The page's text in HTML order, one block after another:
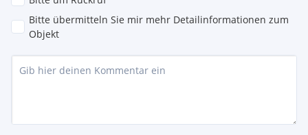
Bitte übermitteln Sie mir mehr Detailinformationen zum
Objekt